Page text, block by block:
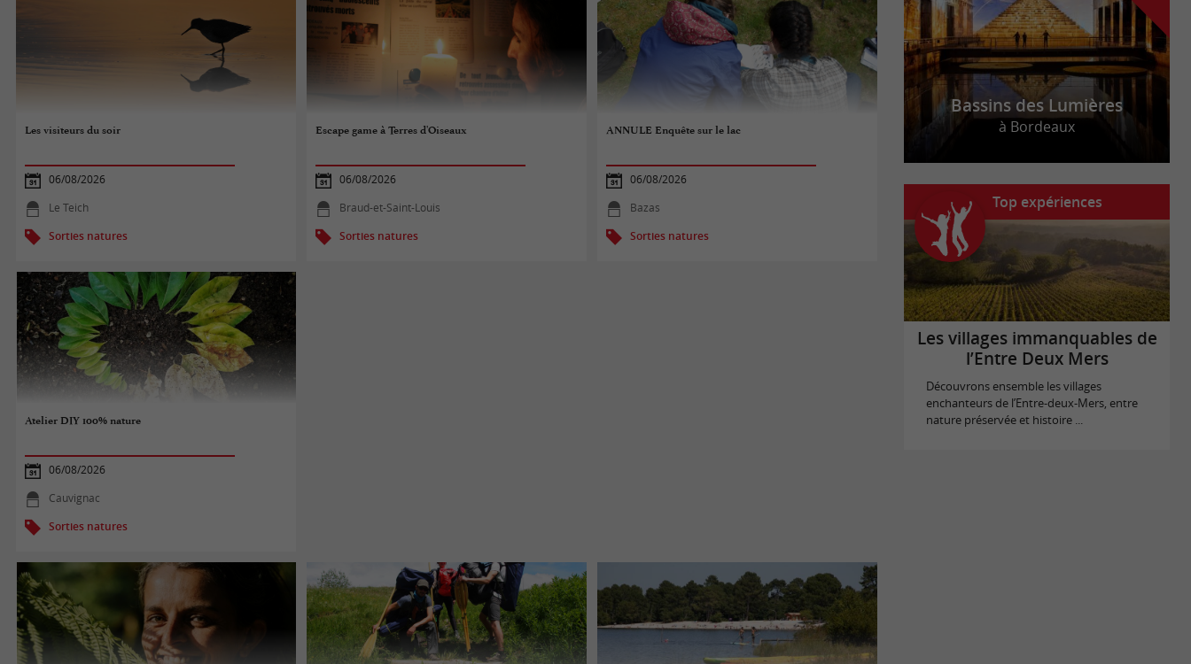
Les visiteurs du soir
06/08/2026
Le Teich
Sorties natures
Escape game à Terres d'Oiseaux
06/08/2026
Braud-et-Saint-Louis
Sorties natures
ANNULE Enquête sur le lac
06/08/2026
Bazas
Sorties natures
Atelier DIY 100% nature
06/08/2026
Cauvignac
Sorties natures
Bassins des Lumières
à Bordeaux
Top expériences
Les villages immanquables de
l’Entre Deux Mers
Découvrons ensemble les villages
enchanteurs de l’Entre-deux-Mers, entre
nature préservée et histoire ...